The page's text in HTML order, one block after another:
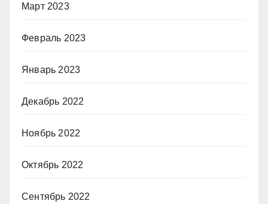
Март 2023
Февраль 2023
Январь 2023
Декабрь 2022
Ноябрь 2022
Октябрь 2022
Сентябрь 2022